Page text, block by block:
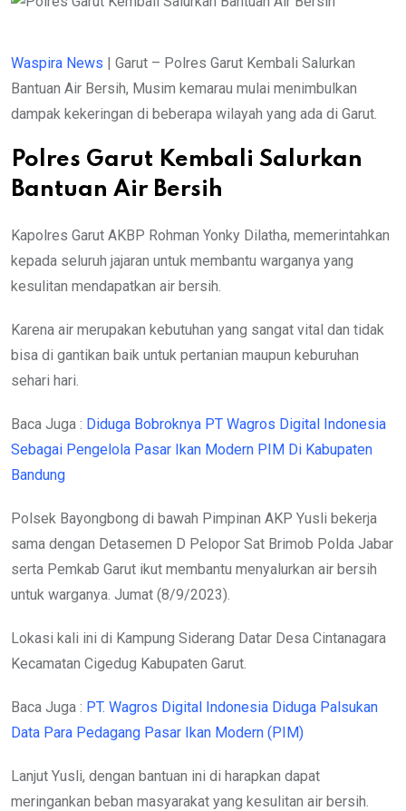
Waspira News | Garut – Polres Garut Kembali Salurkan
Bantuan Air Bersih, Musim kemarau mulai menimbulkan
dampak kekeringan di beberapa wilayah yang ada di Garut.
Polres Garut Kembali Salurkan
Bantuan Air Bersih
Kapolres Garut AKBP Rohman Yonky Dilatha, memerintahkan
kepada seluruh jajaran untuk membantu warganya yang
kesulitan mendapatkan air bersih.
Karena air merupakan kebutuhan yang sangat vital dan tidak
bisa di gantikan baik untuk pertanian maupun keburuhan
sehari hari.
Baca Juga : Diduga Bobroknya PT Wagros Digital Indonesia
Sebagai Pengelola Pasar Ikan Modern PIM Di Kabupaten
Bandung
Polsek Bayongbong di bawah Pimpinan AKP Yusli bekerja
sama dengan Detasemen D Pelopor Sat Brimob Polda Jabar
serta Pemkab Garut ikut membantu menyalurkan air bersih
untuk warganya. Jumat (8/9/2023).
Lokasi kali ini di Kampung Siderang Datar Desa Cintanagara
Kecamatan Cigedug Kabupaten Garut.
Baca Juga : PT. Wagros Digital Indonesia Diduga Palsukan
Data Para Pedagang Pasar Ikan Modern (PIM)
Lanjut Yusli, dengan bantuan ini di harapkan dapat
meringankan beban masyarakat yang kesulitan air bersih.